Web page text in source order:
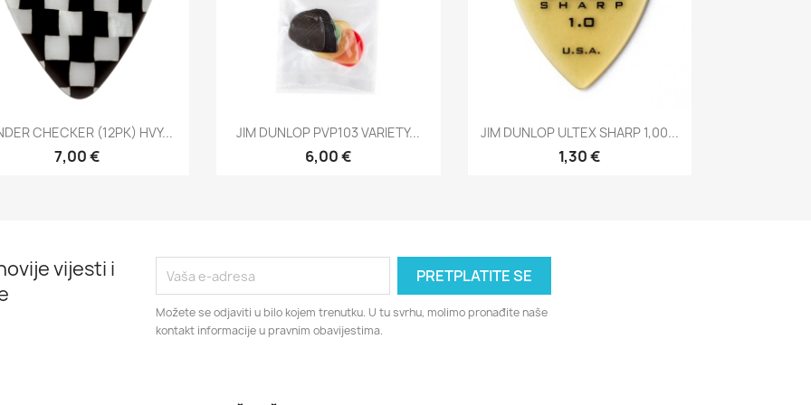
Brzi pregled
CHECKER (12PK) HVY...
7,00 €
Brzi pregled
JIM DUNLOP PVP103 VARIETY...
6,00 €
Brzi pregled
JIM DUNLOP ULTEX SHARP 1,00...
1,30 €
vijesti i
Možete se odjaviti u bilo kojem trenutku. U tu svrhu, molimo pronađite naše
kontakt informacije u pravnim obavijestima.